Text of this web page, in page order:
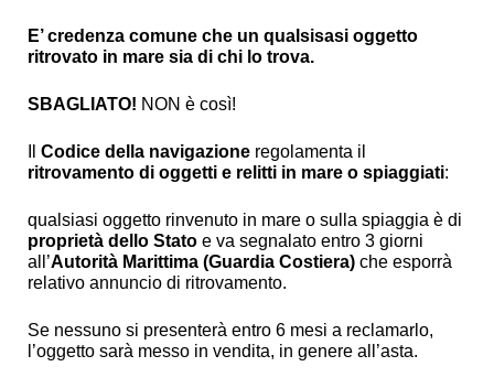
E’ credenza comune che un qualsisasi oggetto
ritrovato in mare sia di chi lo trova.
SBAGLIATO! NON è così!
Codice della navigazione regolamenta il
ritrovamento di oggetti e relitti in mare o spiaggiati:
qualsiasi oggetto rinvenuto in mare o sulla spiaggia è di
proprietà dello Stato e va segnalato entro 3 giorni
all’Autorità Marittima (Guardia Costiera) che esporrà
relativo annuncio di ritrovamento.
Se nessuno si presenterà entro 6 mesi a reclamarlo,
l’oggetto sarà messo in vendita, in genere all’asta.